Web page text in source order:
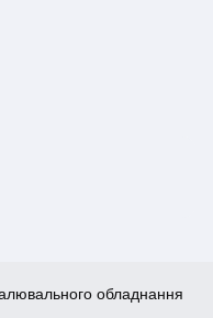
обладнання